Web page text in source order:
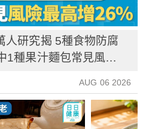
人研究揭 5種食物防腐
1種果汁麵包常見風險
AUG 06 2026